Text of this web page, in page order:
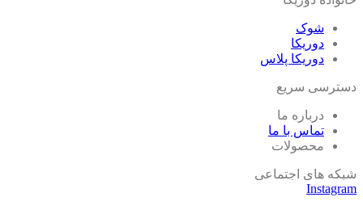
شوک
دوریکا
دوریکا پلاس
دسترسی سریع
درباره ما
تماس با ما
محصولات
شبکه های اجتماعی
Instagram